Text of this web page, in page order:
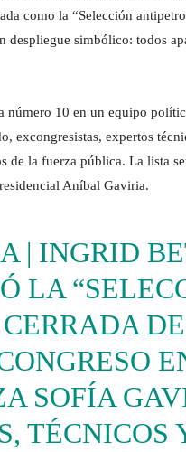
como la “Selección
despliegue simbólico: todos
número 10 en un equipo
excongresistas, expertos
de la fuerza pública. La lista
Aníbal Gaviria.
| INGRID
LA
SOFÍA
TÉCNICOS